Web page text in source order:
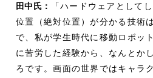
田中氏：
「ハードウェアとして
位置（絶対位置）が分かる技術
で、私が学生時代に移動ロボッ
に苦労した経験から、なんとか
ろです。画面の世界ではキャラ